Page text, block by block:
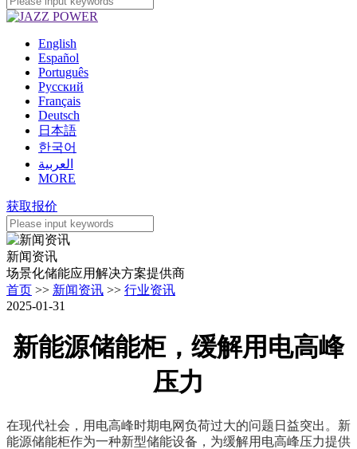
English
Español
Português
Pусский
Français
Deutsch
日本語
한국어
العربية
MORE
获取报价
新闻资讯
场景化储能应用解决方案提供商
首页 >> 新闻资讯 >> 行业资讯
2025-01-31
新能源储能柜，缓解用电高峰
压力
在现代社会，用电高峰时期电网负荷过大的问题日益突出。新
能源储能柜作为一种新型储能设备，为缓解用电高峰压力提供